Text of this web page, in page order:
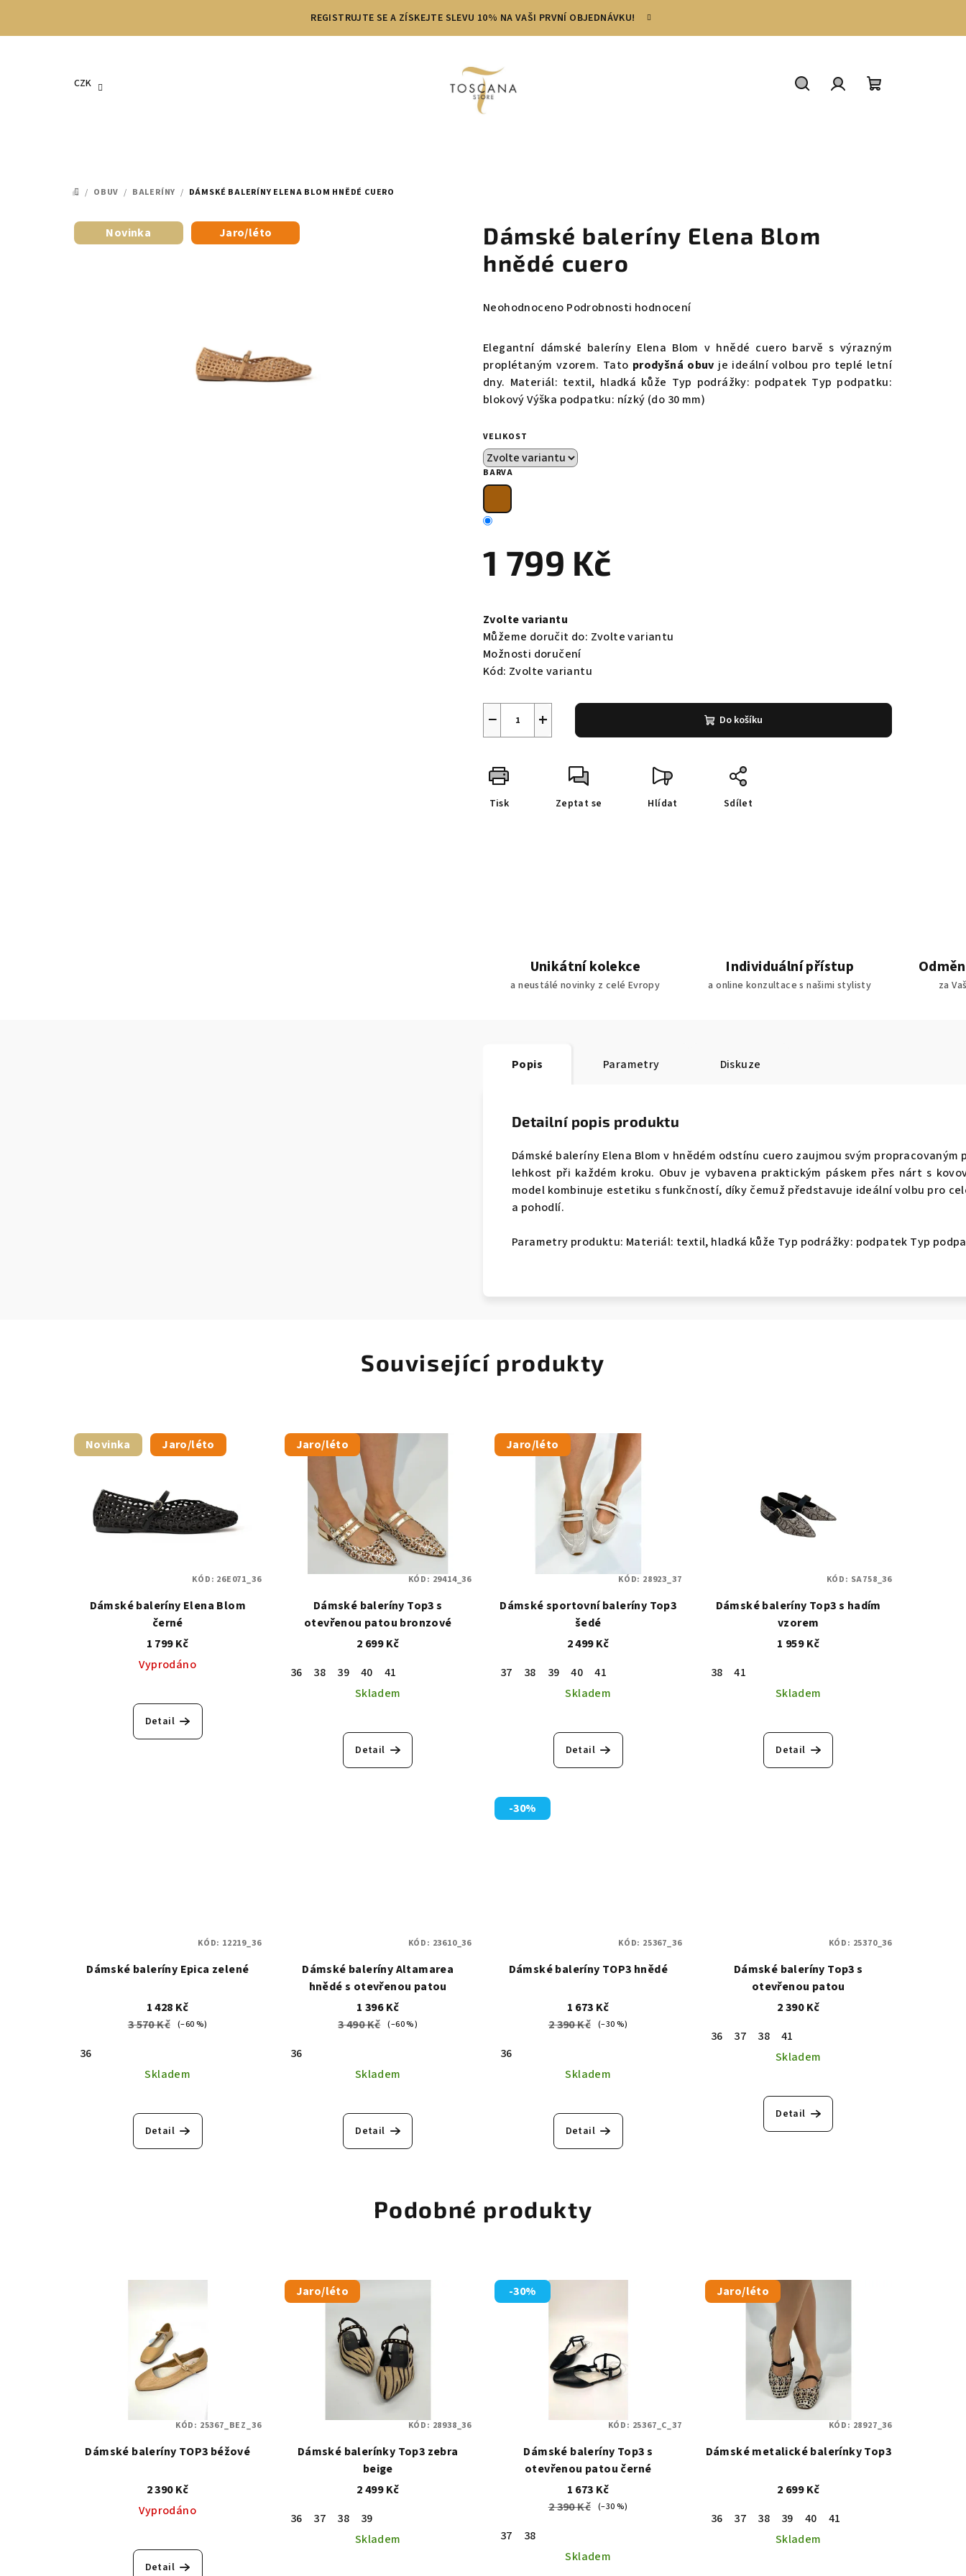
REGISTRUJTE SE A ZÍSKEJTE SLEVU 10% NA VAŠI PRVNÍ OBJEDNÁVKU!
CZK
DOMŮ
/ OBUV / BALERÍNY / DÁMSKÉ BALERÍNY ELENA BLOM HNĚDÉ CUERO
Dámské baleríny Elena Blom
hnědé cuero
Průměrné
produktu
0,0
z
Neohodnoceno Podrobnosti hodnocení
Elegantní dámské baleríny Elena Blom v hnědé cuero barvě s výrazným
proplétaným vzorem. Tato prodyšná obuv je ideální volbou pro teplé letní
dny. Materiál: textil, hladká kůže Typ podrážky: podpatek Typ podpatku:
blokový Výška podpatku: nízký (do 30 mm)
VELIKOST
BARVA
1 799 Kč
cena:
Zvolte variantu
Můžeme doručit do: Zvolte variantu
Možnosti doručení
Kód: Zvolte variantu
+
− Do košíku
Tisk Zeptat se Hlídat Sdílet
Novinka Jaro/léto
Unikátní kolekce
a neustálé novinky z celé Evropy
Individuální přístup
a online konzultace s našimi stylisty za
Popis Parametry Diskuze
Detailní popis produktu
Dámské baleríny Elena Blom v hnědém odstínu cuero zaujmou svým
lehkost při každém kroku. Obuv je vybavena praktickým páskem přes nárt s
model kombinuje estetiku s funkčností, díky čemuž představuje ideální volbu pro
a pohodlí.
Parametry produktu: Materiál: textil, hladká kůže Typ podrážky: podpatek Typ
Související produkty
Novinka Jaro/léto
Dámské baleríny Elena Blom
černé
1 799 Kč
Vyprodáno
Detail
KÓD: 26E071_36
Jaro/léto
Dámské baleríny Top3 s
otevřenou patou bronzové
2 699 Kč
36
38 39 40
41
Skladem
Detail
KÓD: 29414_36
Jaro/léto
Dámské sportovní baleríny Top3
šedé
2 499 Kč
37
38 39 40
41
Skladem
Detail
KÓD: 28923_37
Dámské baleríny Top3 s hadím
vzorem
1 959 Kč
38
41
Skladem
Detail
KÓD: SA758_36
Dámské baleríny Epica zelené
1 428 Kč
3 570 Kč (–60 %)
36
Skladem
Detail
KÓD: 12219_36
Dámské baleríny Altamarea
hnědé s otevřenou patou
1 396 Kč
3 490 Kč (–60 %)
36
Skladem
Detail
KÓD: 23610_36
-30%
Dámské baleríny TOP3 hnědé
1 673 Kč
2 390 Kč (–30 %)
36
Skladem
Detail
KÓD: 25367_36
Dámské baleríny Top3 s
otevřenou patou
2 390 Kč
36
37 38
41
Skladem
Detail
KÓD: 25370_36
Podobné produkty
Dámské baleríny TOP3 béžové
2 390 Kč
Vyprodáno
Detail
KÓD: 25367_BEZ_36
Jaro/léto
Dámské balerínky Top3 zebra
beige
2 499 Kč
36
37 38
39
Skladem
KÓD: 28938_36
-30%
Dámské baleríny Top3 s
otevřenou patou černé
1 673 Kč
2 390 Kč (–30 %)
37
38
Skladem
KÓD: 25367_C_37
Jaro/léto
Dámské metalické balerínky Top3
2 699 Kč
36
37 38 39 40
41
Skladem
KÓD: 28927_36